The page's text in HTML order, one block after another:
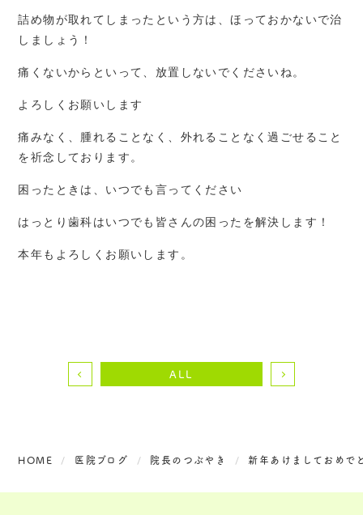
詰め物が取れてしまったという方は、ほっておかないで治
しましょう！
痛くないからといって、放置しないでくださいね。
よろしくお願いします
痛みなく、腫れることなく、外れることなく過ごせること
を祈念しております。
困ったときは、いつでも言ってください
はっとり歯科はいつでも皆さんの困ったを解決します！
本年もよろしくお願いします。
ALL
HOME 医院ブログ 院長のつぶやき 新年あけましておめで